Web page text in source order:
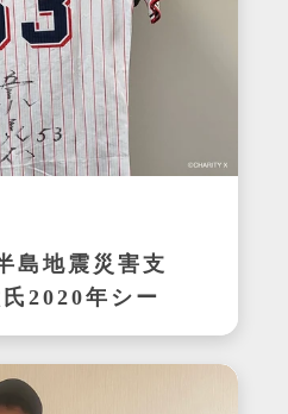
島地震災害支
2020年シー
スワローズ
ン入りユニ